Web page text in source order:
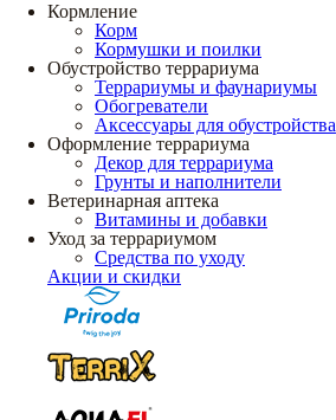
Кормление
Корм
Кормушки и поилки
Обустройство террариума
Террариумы и фаунариумы
Обогреватели
Аксессуары для обустройства
Оформление террариума
Декор для террариума
Грунты и наполнители
Ветеринарная аптека
Витамины и добавки
Уход за террариумом
Средства по уходу
Акции и скидки